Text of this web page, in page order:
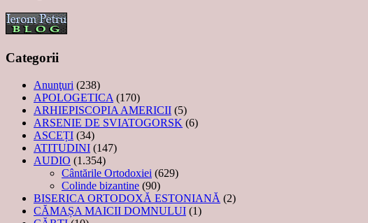
Categorii
Anunţuri (238)
APOLOGETICA (170)
ARHIEPISCOPIA AMERICII (5)
ARSENIE DE SVIATOGORSK (6)
ASCEȚI (34)
ATITUDINI (147)
AUDIO (1.354)
Cântările Ortodoxiei (629)
Colinde bizantine (90)
BISERICA ORTODOXĂ ESTONIANĂ (2)
CĂMAȘA MAICII DOMNULUI (1)